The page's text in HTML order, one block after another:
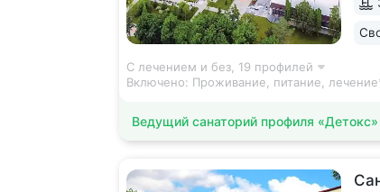
С лечением и без, 19 профилей
Включено: Проживание, питание,
Ведущий санаторий профиля «Детокс»